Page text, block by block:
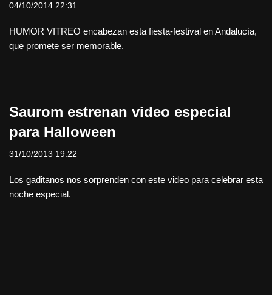
04/10/2014 22:31
HUMOR VITREO encabezan esta fiesta-festival en Andalucía,
que promete ser memorable.
Saurom estrenan video especial
para Halloween
31/10/2013 19:22
Los gaditanos nos sorprenden con este video para celebrar esta
noche especial.